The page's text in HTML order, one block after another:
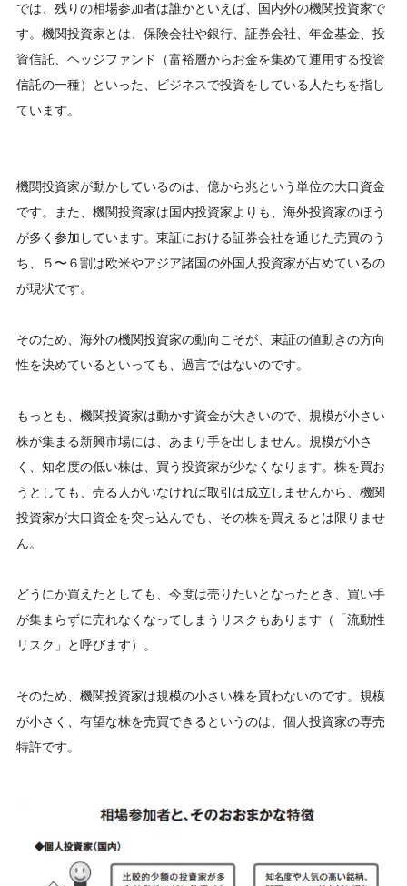
では、残りの相場参加者は誰かといえば、国内外の機関投資家で
す。機関投資家とは、保険会社や銀行、証券会社、年金基金、投
資信託、ヘッジファンド（富裕層からお金を集めて運用する投資
信託の一種）といった、ビジネスで投資をしている人たちを指し
ています。
機関投資家が動かしているのは、億から兆という単位の大口資金
です。また、機関投資家は国内投資家よりも、海外投資家のほう
が多く参加しています。東証における証券会社を通じた売買のう
ち、５〜６割は欧米やアジア諸国の外国人投資家が占めているの
が現状です。
そのため、海外の機関投資家の動向こそが、東証の値動きの方向
性を決めているといっても、過言ではないのです。
もっとも、機関投資家は動かす資金が大きいので、規模が小さい
株が集まる新興市場には、あまり手を出しません。規模が小さ
く、知名度の低い株は、買う投資家が少なくなります。株を買お
うとしても、売る人がいなければ取引は成立しませんから、機関
投資家が大口資金を突っ込んでも、その株を買えるとは限りませ
ん。
どうにか買えたとしても、今度は売りたいとなったとき、買い手
が集まらずに売れなくなってしまうリスクもあります（「流動性
リスク」と呼びます）。
そのため、機関投資家は規模の小さい株を買わないのです。規模
が小さく、有望な株を売買できるというのは、個人投資家の専売
特許です。